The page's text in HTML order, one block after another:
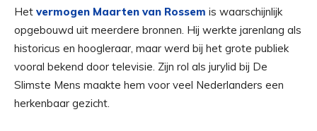
Het vermogen Maarten van Rossem is waarschijnlijk
opgebouwd uit meerdere bronnen. Hij werkte jarenlang als
historicus en hoogleraar, maar werd bij het grote publiek
vooral bekend door televisie. Zijn rol als jurylid bij De
Slimste Mens maakte hem voor veel Nederlanders een
herkenbaar gezicht.